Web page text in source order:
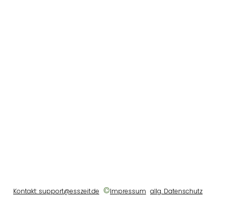
Kontakt: support@esszeit.de ©Impressum allg. Datenschutz